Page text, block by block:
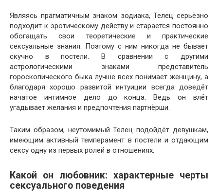
Являясь прагматичным знаком зодиака, Телец серьёзно
подходит к эротическому действу и старается постоянно
обогащать свои теоретические и практические
сексуальные знания. Поэтому с ним никогда не бывает
скучно в постели. В сравнении с другими
астрологическими знаками представитель
гороскопического быка лучше всех понимает женщину, а
благодаря хорошо развитой интуиции всегда доведёт
начатое интимное дело до конца. Ведь он влёт
угадывает желания и предпочтения партнёрши.
Таким образом, неутомимый Телец подойдёт девушкам,
имеющим активный темперамент в постели и отдающим
сексу одну из первых ролей в отношениях.
Какой он любовник: характерные черты
сексуального поведения